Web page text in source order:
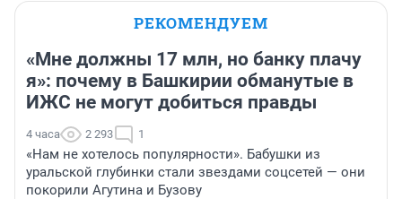
РЕКОМЕНДУЕМ
«Мне должны 17 млн, но банку плачу
я»: почему в Башкирии обманутые в
ИЖС не могут добиться правды
4 часа 2 293 1
«Нам не хотелось популярности». Бабушки из
уральской глубинки стали звездами соцсетей — они
покорили Агутина и Бузову